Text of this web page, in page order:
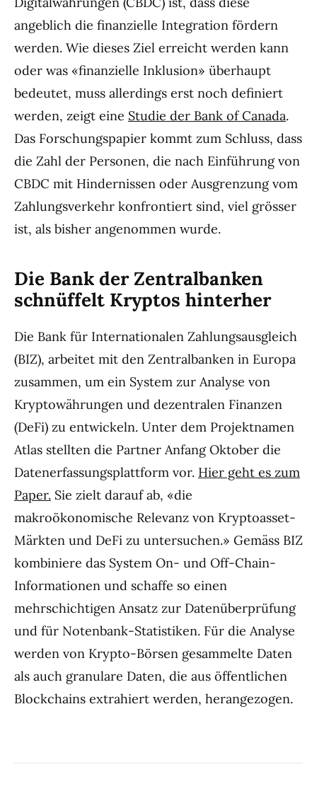
angeblich die finanzielle Integration fördern
werden. Wie dieses Ziel erreicht werden kann
oder was «finanzielle Inklusion» überhaupt
bedeutet, muss allerdings erst noch definiert
werden, zeigt eine Studie der Bank of Canada.
Das Forschungspapier kommt zum Schluss, dass
die Zahl der Personen, die nach Einführung von
CBDC mit Hindernissen oder Ausgrenzung vom
Zahlungsverkehr konfrontiert sind, viel grösser
ist, als bisher angenommen wurde.
Die Bank der Zentralbanken
schnüffelt Kryptos hinterher
Die Bank für Internationalen Zahlungsausgleich
(BIZ), arbeitet mit den Zentralbanken in Europa
zusammen, um ein System zur Analyse von
Kryptowährungen und dezentralen Finanzen
(DeFi) zu entwickeln. Unter dem Projektnamen
Atlas stellten die Partner Anfang Oktober die
Datenerfassungsplattform vor. Hier geht es zum
Paper. Sie zielt darauf ab, «die
makroökonomische Relevanz von Kryptoasset-
Märkten und DeFi zu untersuchen.» Gemäss BIZ
kombiniere das System On- und Off-Chain-
Informationen und schaffe so einen
mehrschichtigen Ansatz zur Datenüberprüfung
und für Notenbank-Statistiken. Für die Analyse
werden von Krypto-Börsen gesammelte Daten
als auch granulare Daten, die aus öffentlichen
Blockchains extrahiert werden, herangezogen.